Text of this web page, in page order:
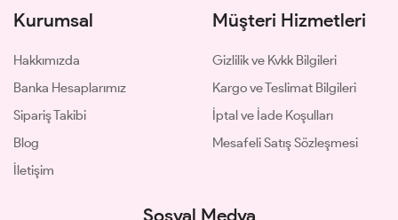
Kurumsal
Hakkımızda
Banka Hesaplarımız
Sipariş Takibi
Blog
İletişim
Müşteri Hizmetleri
Gizlilik ve Kvkk Bilgileri
Kargo ve Teslimat Bilgileri
İptal ve İade Koşulları
Mesafeli Satış Sözleşmesi
Sosyal Medya